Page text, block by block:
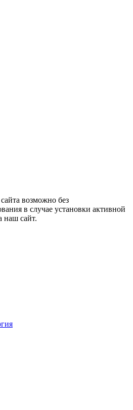
возможно без
в случае установки активной
наш сайт.